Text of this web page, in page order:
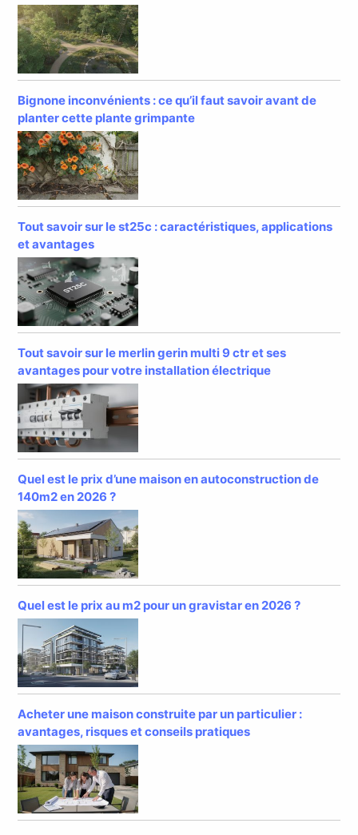
Bignone inconvénients : ce qu’il faut savoir avant de
planter cette plante grimpante
Tout savoir sur le st25c : caractéristiques, applications
et avantages
Tout savoir sur le merlin gerin multi 9 ctr et ses
avantages pour votre installation électrique
Quel est le prix d’une maison en autoconstruction de
140m2 en 2026 ?
Quel est le prix au m2 pour un gravistar en 2026 ?
Acheter une maison construite par un particulier :
avantages, risques et conseils pratiques